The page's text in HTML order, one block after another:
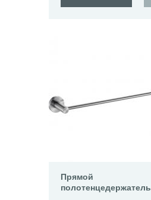
Прямой
полотенцедержатель